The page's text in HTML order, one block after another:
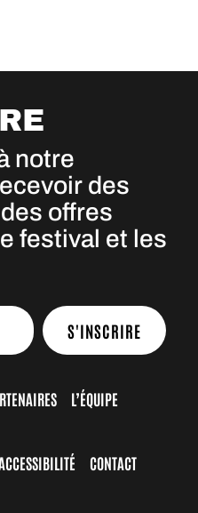
notre
des
offres
festival et les
S'INSCRIRE
L’ÉQUIPE
CONTACT